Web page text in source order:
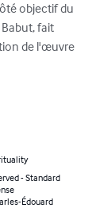
objectif du
fait
de l'œuvre
- Standard
Édouard